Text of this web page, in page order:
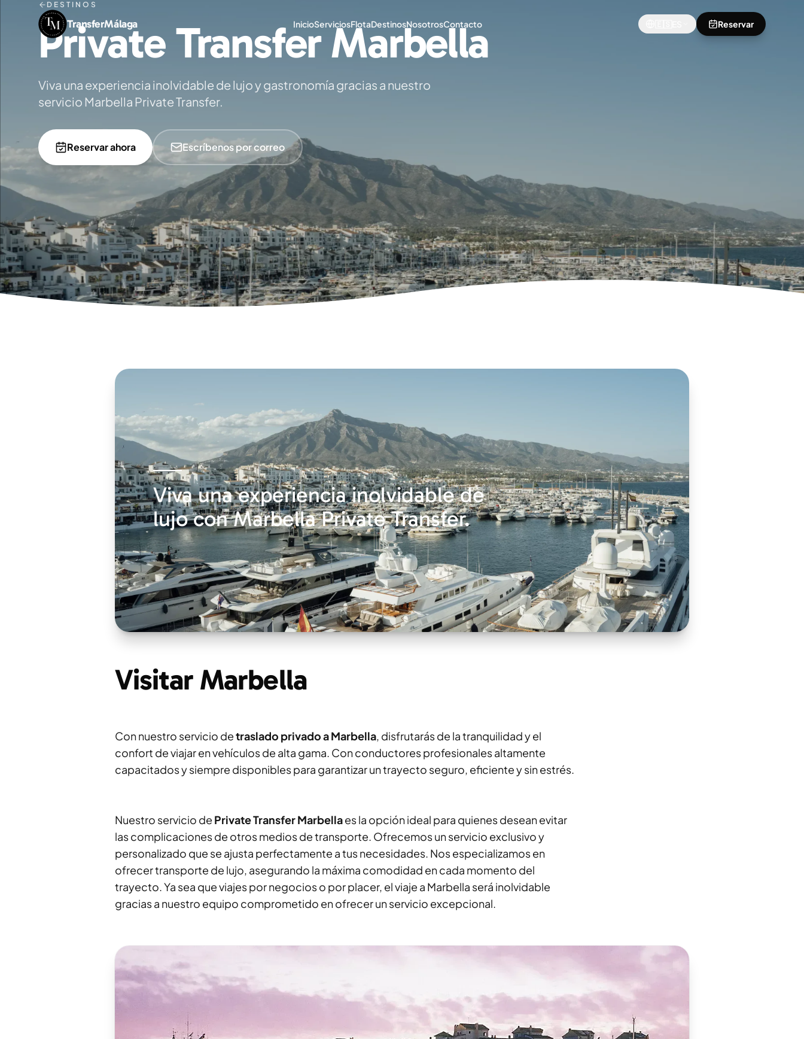
TransferMálaga InicioServiciosFlotaDestinosNosotrosContacto Reservar
DESTINOS
Private Transfer Marbella
Viva una experiencia inolvidable de lujo y gastronomía gracias a nuestro
servicio Marbella Private Transfer.
Reservar ahora Escríbenos por correo
Viva una experiencia inolvidable de
lujo con Marbella Private Transfer.
Visitar Marbella
Con nuestro servicio detraslado privado a Marbella, disfrutarás de la tranquilidad y el
confort de viajar en vehículos de alta gama. Con conductores profesionales altamente
capacitados y siempre disponibles para garantizar un trayecto seguro, eficiente y sin estrés.
Nuestro servicio de Private Transfer Marbellaes la opción ideal para quienes desean evitar
las complicaciones de otros medios de transporte. Ofrecemos un servicio exclusivo y
personalizado que se ajusta perfectamente a tus necesidades. Nos especializamos en
ofrecer transporte de lujo, asegurando la máxima comodidad en cada momento del
trayecto. Ya sea que viajes por negocios o por placer, el viaje a Marbella será inolvidable
gracias a nuestro equipo comprometido en ofrecer un servicio excepcional.